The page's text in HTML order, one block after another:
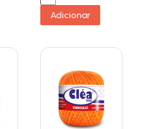
Adicionar